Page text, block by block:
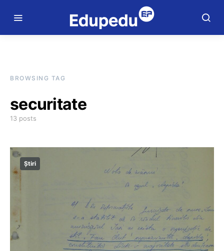
BROWSING TAG
securitate
13 posts
Știri